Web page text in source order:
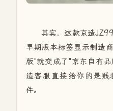
其实，这款京造
早期版本标签显示制造
版"就变成了"京东自有
造客服直接给你的是贱
件。